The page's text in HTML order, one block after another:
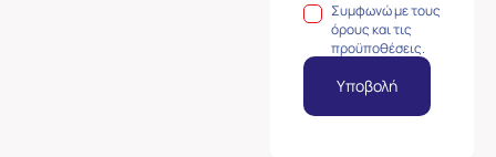
Συμφωνώ με τους
όρους και τις
προϋποθέσεις.
Υποβολή